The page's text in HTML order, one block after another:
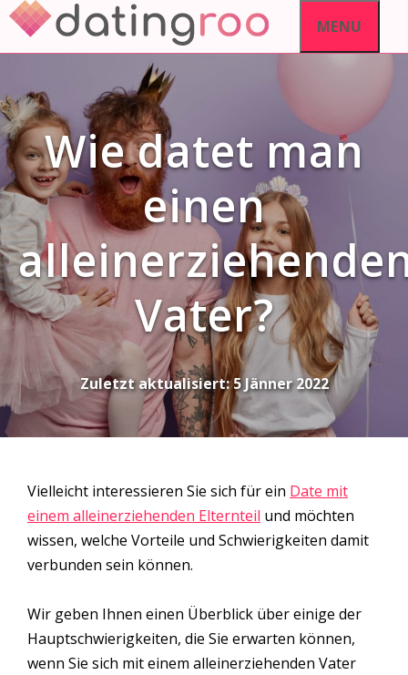
Skip
content
MENU
Wie datet man
einen
Vater?
Zuletzt aktualisiert:5 Jänner 2022
Vielleicht interessieren Sie sich für ein Date mit
einem alleinerziehenden Elternteil und möchten
wissen, welche Vorteile und Schwierigkeiten damit
verbunden sein können.
Wir geben Ihnen einen Überblick über einige der
Hauptschwierigkeiten, die Sie erwarten können,
wenn Sie sich mit einem alleinerziehenden Vater